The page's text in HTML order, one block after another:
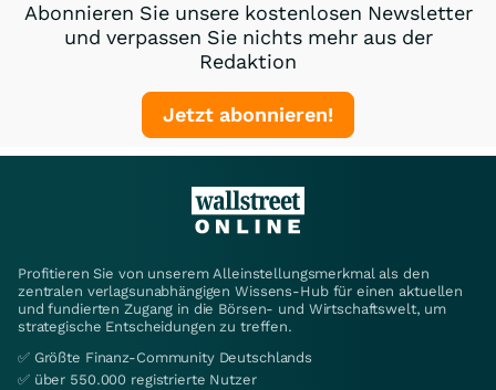
Abonnieren Sie unsere kostenlosen Newsletter
und verpassen Sie nichts mehr aus der
Redaktion
Jetzt abonnieren!
Profitieren Sie von unserem Alleinstellungsmerkmal als den
zentralen verlagsunabhängigen Wissens-Hub für einen aktuellen
und fundierten Zugang in die Börsen- und Wirtschaftswelt, um
strategische Entscheidungen zu treffen.
✅ Größte Finanz-Community Deutschlands
✅ über 550.000 registrierte Nutzer